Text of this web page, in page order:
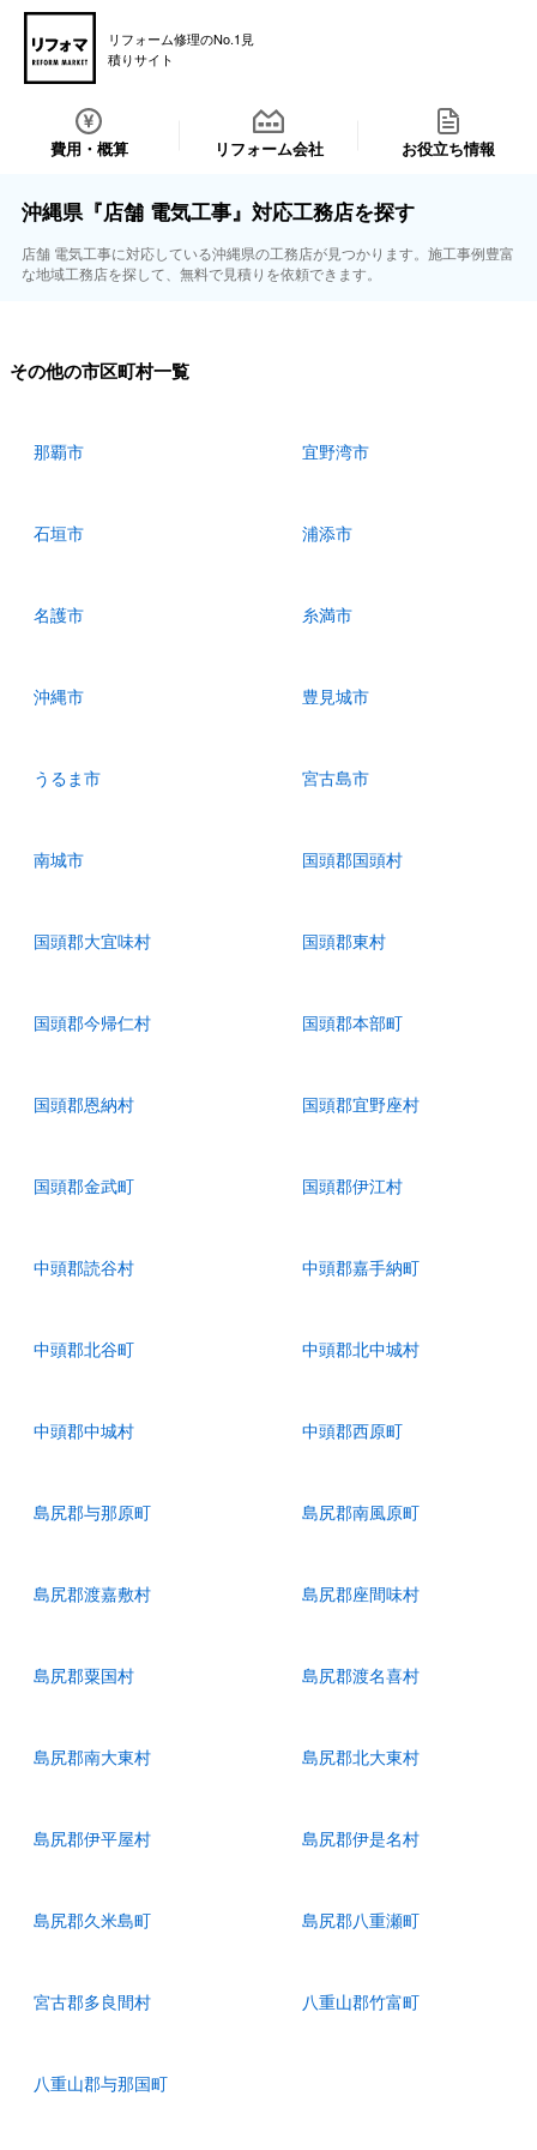
リフォーム修理のNo.1見
積りサイト
費用・概算 リフォーム会社 お役立ち情報
沖縄県『店舗 電気工事』対応工務店を探す
店舗 電気工事に対応している沖縄県の工務店が見つかります。施工事例豊富
な地域工務店を探して、無料で見積りを依頼できます。
その他の市区町村一覧
那覇市 宜野湾市
石垣市 浦添市
名護市 糸満市
沖縄市 豊見城市
うるま市 宮古島市
南城市 国頭郡国頭村
国頭郡大宜味村 国頭郡東村
国頭郡今帰仁村 国頭郡本部町
国頭郡恩納村 国頭郡宜野座村
国頭郡金武町 国頭郡伊江村
中頭郡読谷村 中頭郡嘉手納町
中頭郡北谷町 中頭郡北中城村
中頭郡中城村 中頭郡西原町
島尻郡与那原町 島尻郡南風原町
島尻郡渡嘉敷村 島尻郡座間味村
島尻郡粟国村 島尻郡渡名喜村
島尻郡南大東村 島尻郡北大東村
島尻郡伊平屋村 島尻郡伊是名村
島尻郡久米島町 島尻郡八重瀬町
宮古郡多良間村 八重山郡竹富町
八重山郡与那国町